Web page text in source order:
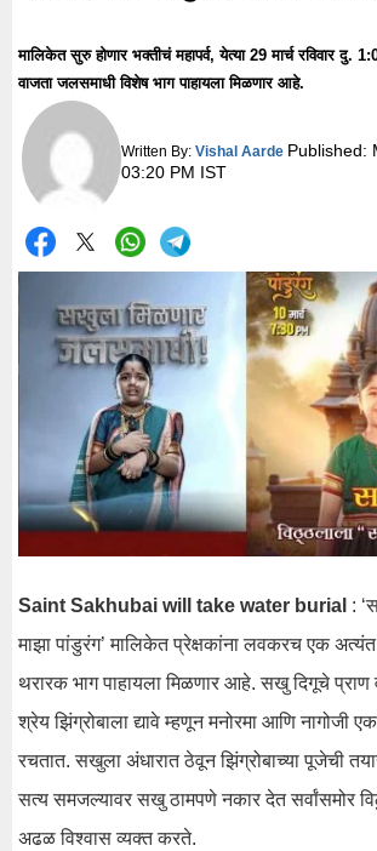
मालिकेत सुरु होणार भक्तीचं महापर्व, येत्या 29 मार्च रविवार दु.
वाजता जलसमाधी विशेष भाग पाहायला मिळणार आहे.
Written By:Vishal Aarde Published:
03:20 PM IST
Saint Sakhubai will take water burial :
माझा पांडुरंग’ मालिकेत प्रेक्षकांना लवकरच एक
थरारक भाग पाहायला मिळणार आहे. सखु दिगूचे
श्रेय झिंग्रोबाला द्यावे म्हणून मनोरमा आणि नागोजी
रचतात. सखुला अंधारात ठेवून झिंग्रोबाच्या पूजेची
सत्य समजल्यावर सखु ठामपणे नकार देत सर्वांसमोर
अढळ विश्वास व्यक्त करते.